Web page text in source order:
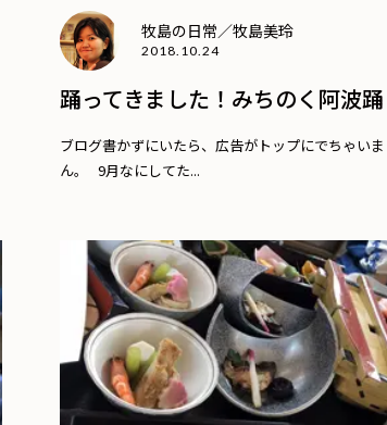
牧島の日常／牧島美玲
2018.10.24
踊ってきました！みちのく阿波
ブログ書かずにいたら、広告がトップにでちゃい
ん。 9月なにしてた...